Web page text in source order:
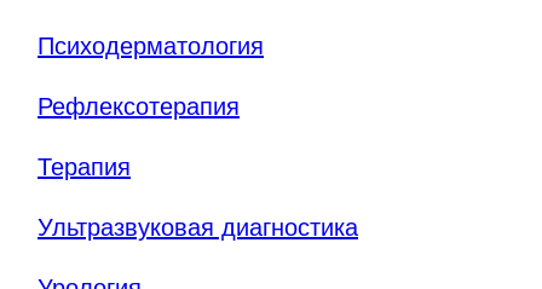
Психодерматология
Рефлексотерапия
Терапия
Ультразвуковая диагностика